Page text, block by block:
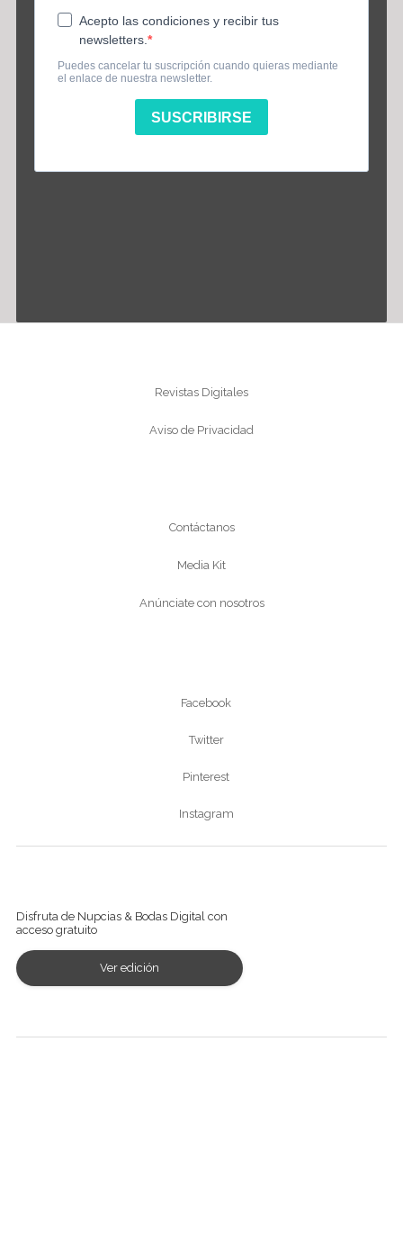
Revistas Digitales
Aviso de Privacidad
Contáctanos
Media Kit
Anúnciate con nosotros
Facebook
Twitter
Pinterest
Instagram
Disfruta de Nupcias & Bodas Digital con
acceso gratuito
Ver edición